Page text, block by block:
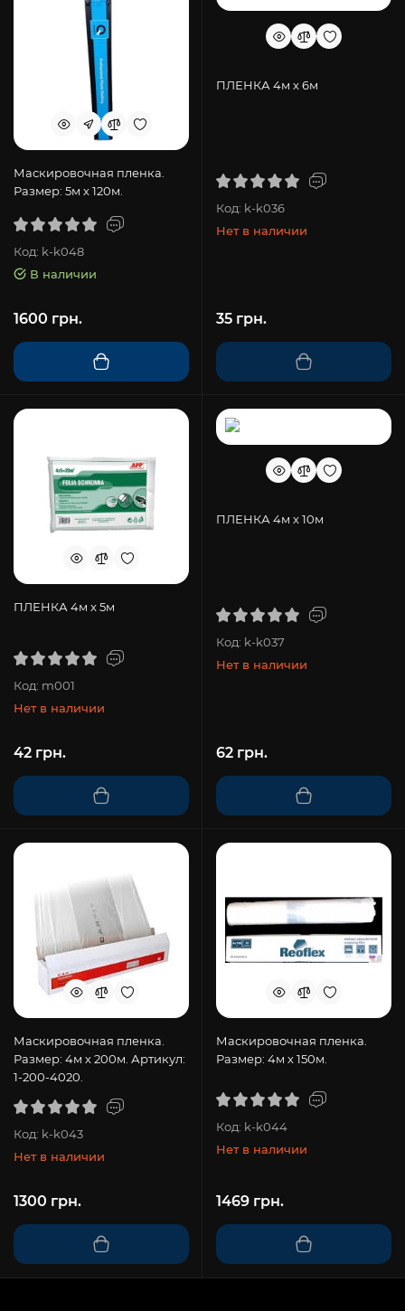
Маскировочная пленка.
Размер: 5м х 120м.
Код: k-k048
В наличии
1600 грн.
ПЛЕНКА 4м x 6м
Код: k-k036
Нет в наличии
35 грн.
ПЛЕНКА 4м x 5м
Код: m001
Нет в наличии
42 грн.
ПЛЕНКА 4м x 10м
Код: k-k037
Нет в наличии
62 грн.
Маскировочная пленка.
Размер: 4м х 200м. Артикул:
1-200-4020.
Код: k-k043
Нет в наличии
1300 грн.
Маскировочная пленка.
Размер: 4м х 150м.
Код: k-k044
Нет в наличии
1469 грн.